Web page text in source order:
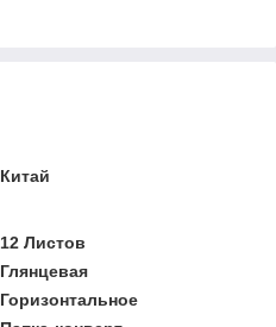
Китай
12 Листов
Глянцевая
Горизонтальное